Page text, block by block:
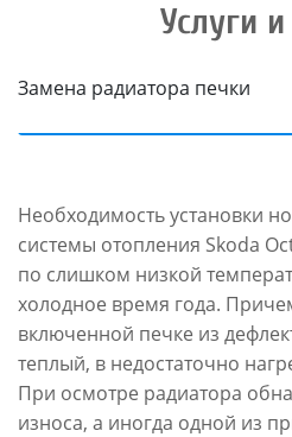
Услуги
Замена радиатора печки
Необходимость установки
системы отопления Skoda
по слишком низкой
холодное время года.
включенной печке из
теплый, в недостаточно
При осмотре радиатора
износа, а иногда одной из